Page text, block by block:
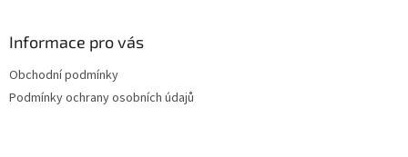
Informace pro vás
Obchodní podmínky
Podmínky ochrany osobních údajů